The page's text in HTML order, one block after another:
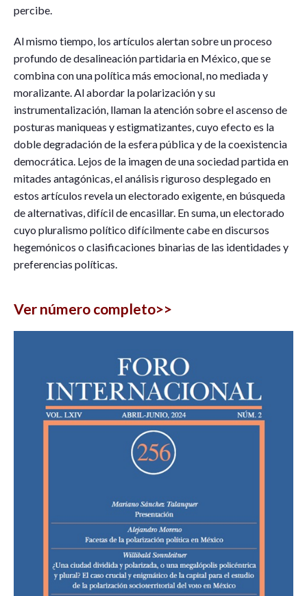
percibe.
Al mismo tiempo, los artículos alertan sobre un proceso
profundo de desalineación partidaria en México, que se
combina con una política más emocional, no mediada y
moralizante. Al abordar la polarización y su
instrumentalización, llaman la atención sobre el ascenso de
posturas maniqueas y estigmatizantes, cuyo efecto es la
doble degradación de la esfera pública y de la coexistencia
democrática. Lejos de la imagen de una sociedad partida en
mitades antagónicas, el análisis riguroso desplegado en
estos artículos revela un electorado exigente, en búsqueda
de alternativas, difícil de encasillar. En suma, un electorado
cuyo pluralismo político difícilmente cabe en discursos
hegemónicos o clasificaciones binarias de las identidades y
preferencias políticas.
Ver número completo>>